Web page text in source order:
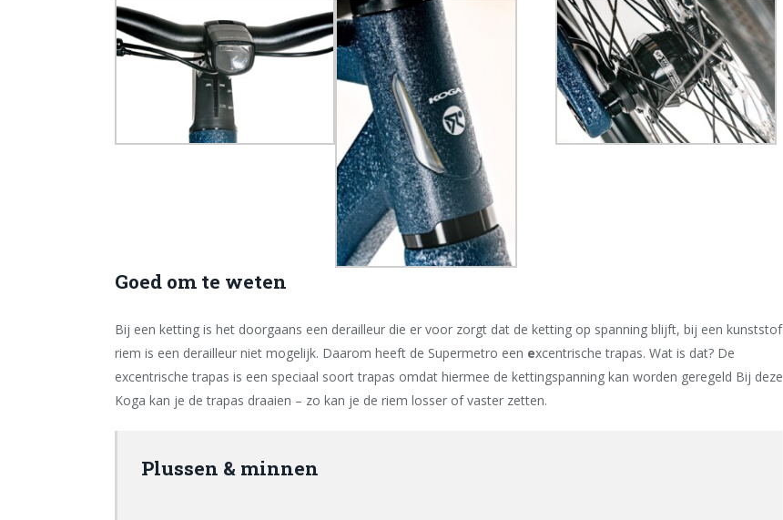
Goed om te weten
Bij een ketting is het doorgaans een derailleur die er voor zorgt dat de ketting op spanning blijft, bij een kunststof
riem is een derailleur niet mogelijk. Daarom heeft de Supermetro een excentrische trapas. Wat is dat? De
excentrische trapas is een speciaal soort trapas omdat hiermee de kettingspanning kan worden geregeld Bij deze
Koga kan je de trapas draaien – zo kan je de riem losser of vaster zetten.
Plussen & minnen